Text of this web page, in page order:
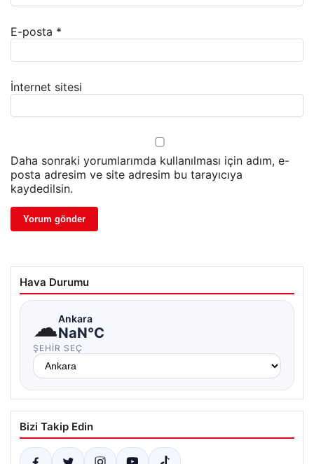
E-posta *
İnternet sitesi
Daha sonraki yorumlarımda kullanılması için adım, e-
posta adresim ve site adresim bu tarayıcıya
kaydedilsin.
Hava Durumu
☁Ankara
NaN°C
ŞEHIR SEÇ
Bizi Takip Edin